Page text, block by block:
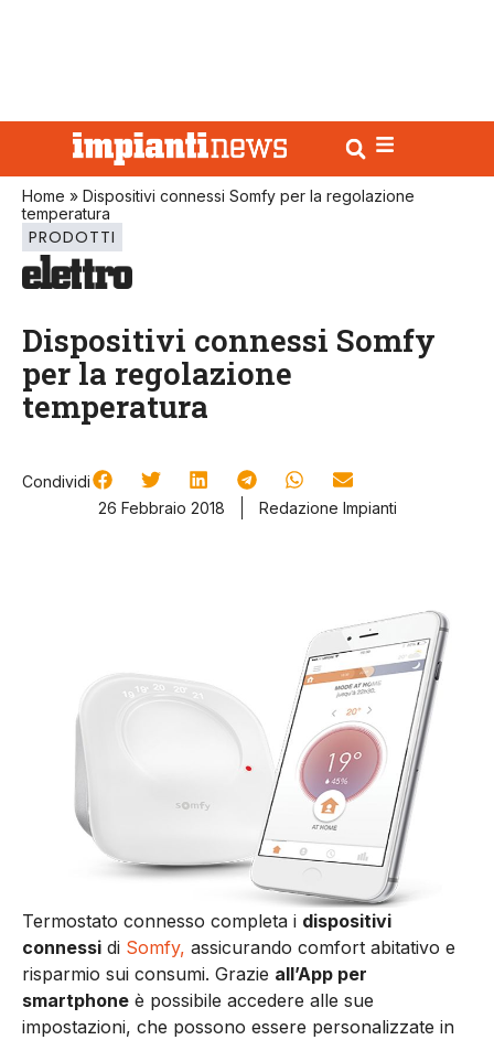
Home » Dispositivi connessi Somfy per la regolazione
temperatura
PRODOTTI
Dispositivi connessi Somfy
per la regolazione
temperatura
Condividi
26 Febbraio 2018
Redazione Impianti
Termostato connesso completa i dispositivi
connessi di Somfy, assicurando comfort abitativo e
risparmio sui consumi. Grazie all’App per
smartphone è possibile accedere alle sue
impostazioni, che possono essere personalizzate in